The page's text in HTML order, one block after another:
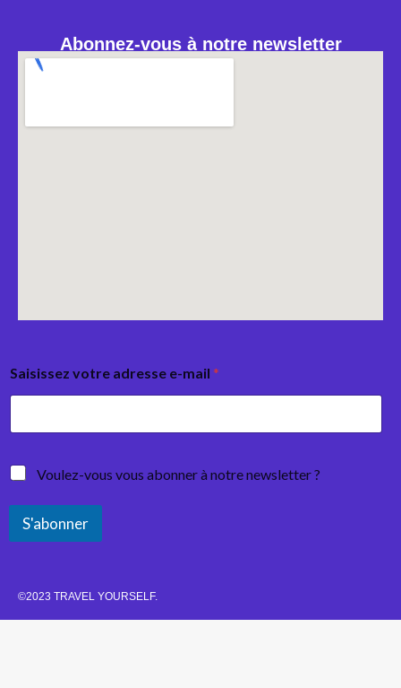
Abonnez-vous à notre newsletter
Saisissez votre adresse e-mail *
Voulez-vous vous abonner à notre newsletter ?
S'abonner
©2023 TRAVEL YOURSELF.